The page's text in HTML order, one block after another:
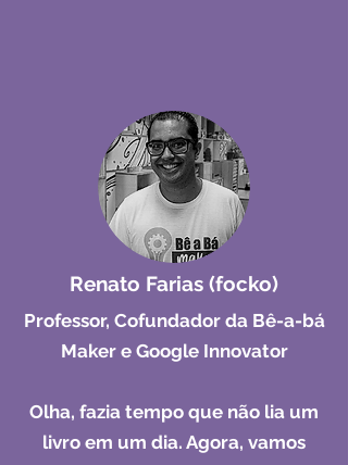
Renato Farias (focko)
Professor, Cofundador da Bê-a-bá
Maker e Google Innovator
Olha, fazia tempo que não lia um
livro em um dia. Agora, vamos